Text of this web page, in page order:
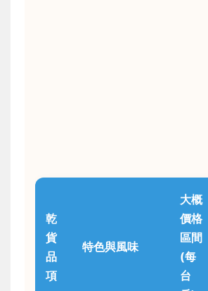
乾
貨
品
項
特色與風味
大概
價格
區間
(每
台